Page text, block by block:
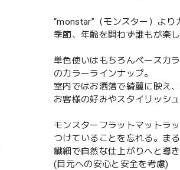
“monstar”（モンスター）より
季節、年齢を問わず誰もが楽
単色使いはもちろんベースカ
のカラーラインナップ。
室内ではお洒落で綺麗に映え
お客様の好みやスタイリッシ
モンスターフラットマットラ
つけていることを忘れる。ま
繊細で自然な仕上がりへと導き
(目元への安心と安全を考慮)